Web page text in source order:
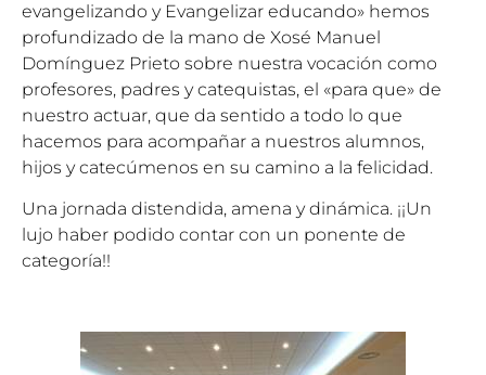
evangelizando y Evangelizar educando» hemos
profundizado de la mano de Xosé Manuel
Domínguez Prieto sobre nuestra vocación como
profesores, padres y catequistas, el «para que» de
nuestro actuar, que da sentido a todo lo que
hacemos para acompañar a nuestros alumnos,
hijos y catecúmenos en su camino a la felicidad.
Una jornada distendida, amena y dinámica. ¡¡Un
lujo haber podido contar con un ponente de
categoría!!